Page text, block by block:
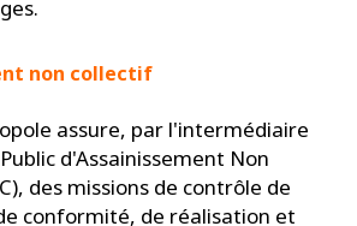
non collectif
assure, par l'intermédiaire
d'Assainissement Non
des missions de contrôle de
conformité, de réalisation et